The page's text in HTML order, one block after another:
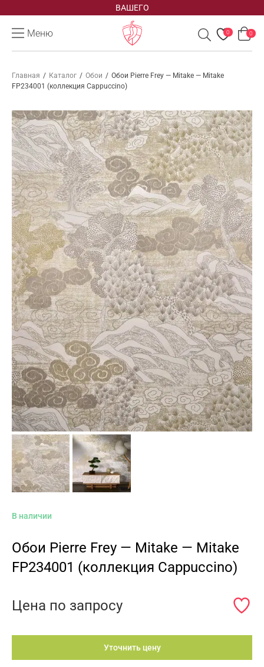
ВАШЕГО
Меню 0 0
Главная / Каталог / Обои / Обои Pierre Frey — Mitake — Mitake
FP234001 (коллекция Cappuccino)
В наличии
Обои Pierre Frey — Mitake — Mitake
FP234001 (коллекция Cappuccino)
Цена по запросу
Уточнить цену